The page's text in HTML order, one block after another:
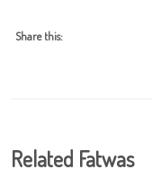
Share this:
Related Fatwas